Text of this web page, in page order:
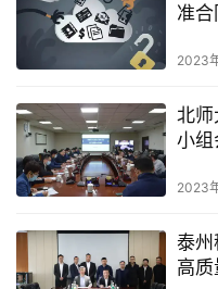
准
2023
北师
小组
2023
泰州
高